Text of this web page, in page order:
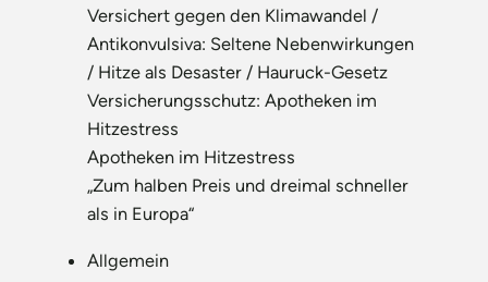
Versichert gegen den Klimawandel /
Antikonvulsiva: Seltene Nebenwirkungen
/ Hitze als Desaster / Hauruck-Gesetz
Versicherungsschutz: Apotheken im
Hitzestress
Apotheken im Hitzestress
„Zum halben Preis und dreimal schneller
als in Europa“
Allgemein